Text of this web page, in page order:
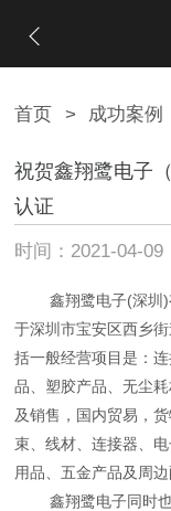
首页 > 成功案例
祝贺鑫翔鹭电子
认证
时间：2021-04-
鑫翔鹭电子(深圳)
于深圳市宝安区西乡
括一般经营项目是：
品、塑胶产品、无尘
及销售，国内贸易，
束、线材、连接器、
用品、五金产品及周边
鑫翔鹭电子同时也